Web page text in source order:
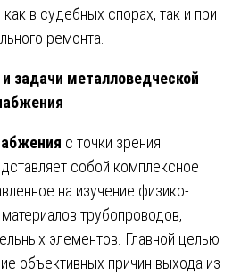
в судебных спорах, так и при
ремонта.
задачи металловедческой
с точки зрения
собой комплексное
на изучение физико-
трубопроводов,
элементов. Главной целью
объективных причин выхода из